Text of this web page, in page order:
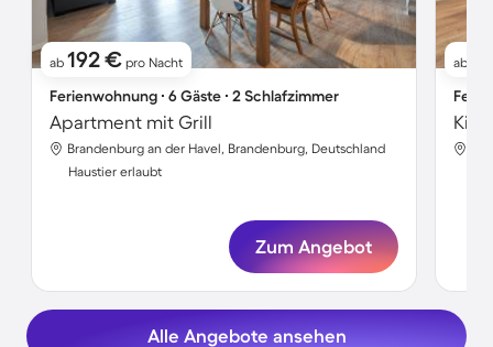
ab 192 € pro Nacht
Ferienwohnung ∙ 6 Gäste ∙ 2 Schlafzimmer
Apartment mit Grill
Brandenburg an der Havel, Brandenburg, Deutschland
Haustier erlaubt
Zum Angebot
ab
Alle Angebote ansehen